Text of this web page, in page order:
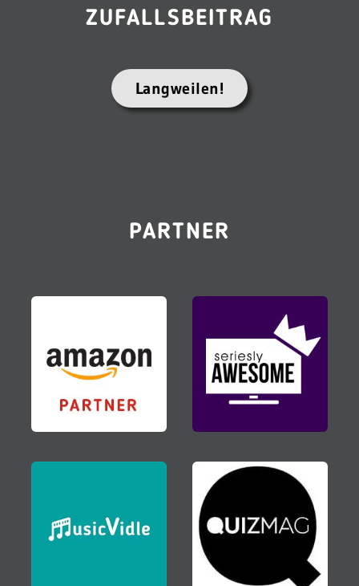
ZUFALLSBEITRAG
Langweilen!
PARTNER